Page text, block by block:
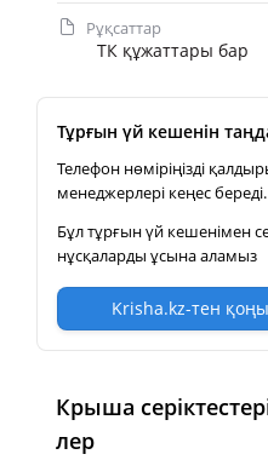
Рұқсаттар
ТК құжаттары бар
Тұрғын үй кешенін
Телефон нөміріңізді
менеджерлері кеңес береді.
Бұл тұрғын үй кешенімен
нұсқаларды ұсына аламыз
Krisha.kz-тен
Крыша
лер